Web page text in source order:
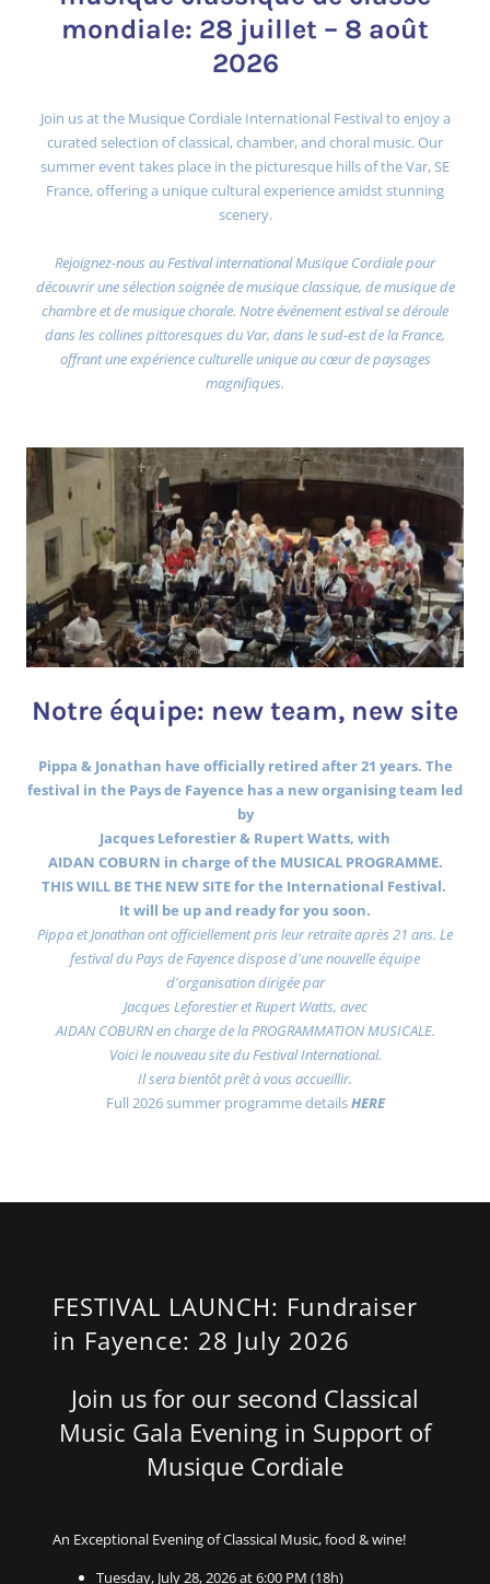
mondiale: 28 juillet – 8 août
2026
Join us at the Musique Cordiale International Festival to enjoy a
curated selection of classical, chamber, and choral music. Our
summer event takes place in the picturesque hills of the Var, SE
France, offering a unique cultural experience amidst stunning
scenery.
Rejoignez-nous au Festival international Musique Cordiale pour
découvrir une sélection soignée de musique classique, de musique de
chambre et de musique chorale. Notre événement estival se déroule
dans les collines pittoresques du Var, dans le sud-est de la France,
offrant une expérience culturelle unique au cœur de paysages
magnifiques.
Notre équipe: new team, new site
Pippa & Jonathan have officially retired after 21 years. The
festival in the Pays de Fayence has a new organising team led
by
Jacques Leforestier & Rupert Watts, with
AIDAN COBURN in charge of the MUSICAL PROGRAMME.
THIS WILL BE THE NEW SITE for the International Festival.
It will be up and ready for you soon.
Pippa et Jonathan ont officiellement pris leur retraite après 21 ans. Le
festival du Pays de Fayence dispose d'une nouvelle équipe
d'organisation dirigée par
Jacques Leforestier et Rupert Watts, avec
AIDAN COBURN en charge de la PROGRAMMATION MUSICALE.
Voici le nouveau site du Festival International.
Il sera bientôt prêt à vous accueillir.
Full 2026 summer programme detailsHERE
FESTIVAL LAUNCH: Fundraiser
in Fayence: 28 July 2026
Join us for our second Classical
Music Gala Evening in Support of
Musique Cordiale
An Exceptional Evening of Classical Music, food & wine!
Tuesday, July 28, 2026 at 6:00 PM (18h)